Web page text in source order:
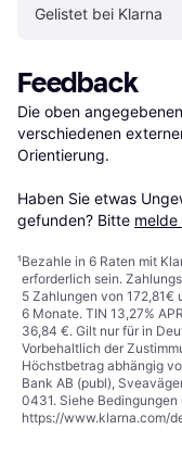
Gelistet bei Klarna
Feedback
Die oben
verschiedenen
Orientierung.
Haben Sie etwas
gefunden? Bitte melde
¹Bezahle in 6 Raten mit
erforderlich sein.
5 Zahlungen von
6 Monate. TIN 13,27%
36,84 €. Gilt nur für in
Vorbehaltlich der
Höchstbetrag abhängig
Bank AB (publ),
0431. Siehe
https://www.klarna.com/